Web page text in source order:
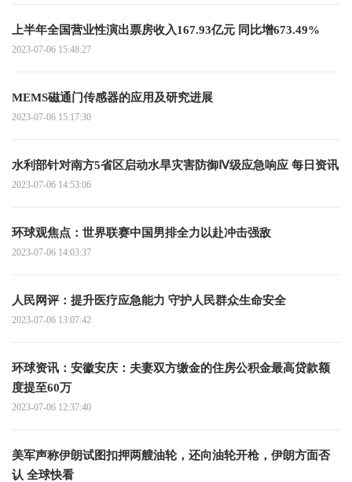
上半年全国营业性演出票房收入167.93亿元 同比增673.49%
2023-07-06 15:48:27
MEMS磁通门传感器的应用及研究进展
2023-07-06 15:17:30
水利部针对南方5省区启动水旱灾害防御Ⅳ级应急响应 每日资讯
2023-07-06 14:53:06
环球观焦点：世界联赛中国男排全力以赴冲击强敌
2023-07-06 14:03:37
人民网评：提升医疗应急能力 守护人民群众生命安全
2023-07-06 13:07:42
环球资讯：安徽安庆：夫妻双方缴金的住房公积金最高贷款额
度提至60万
2023-07-06 12:37:40
美军声称伊朗试图扣押两艘油轮，还向油轮开枪，伊朗方面否
认 全球快看